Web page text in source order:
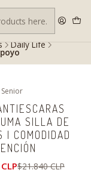
las condiciones.
Daily Life
SILLA DE
| COMODIDAD
$21.840 CLP